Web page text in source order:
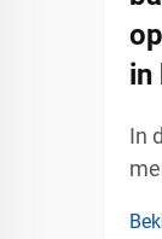
in
In